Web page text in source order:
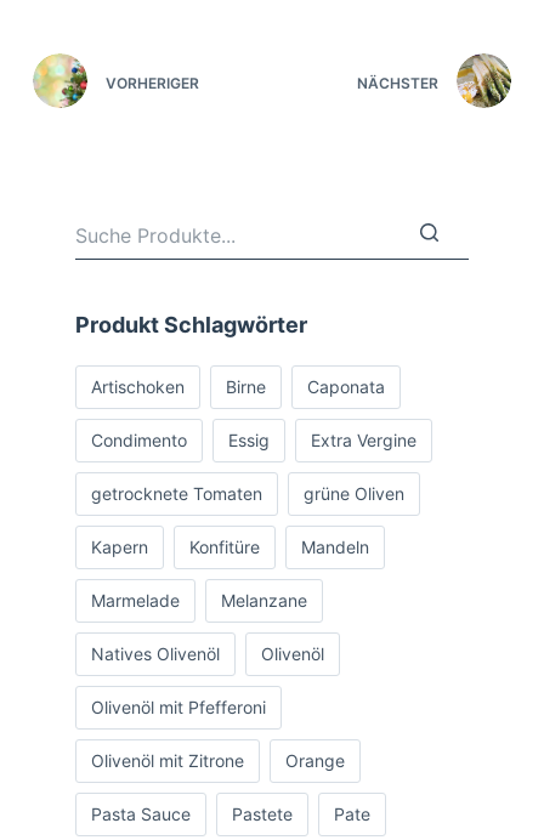
VORHERIGER NÄCHSTER
Produkt Schlagwörter
Artischoken Birne Caponata
Condimento Essig Extra Vergine
getrocknete Tomaten grüne Oliven
Kapern Konfitüre Mandeln
Marmelade Melanzane
Natives Olivenöl Olivenöl
Olivenöl mit Pfefferoni
Olivenöl mit Zitrone Orange
Pasta Sauce Pastete Pate